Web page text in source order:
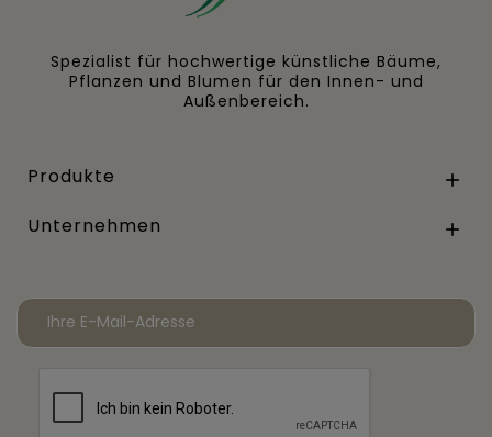
Spezialist für hochwertige künstliche Bäume,
Pflanzen und Blumen für den Innen- und
Außenbereich.
Produkte 
Unternehmen 